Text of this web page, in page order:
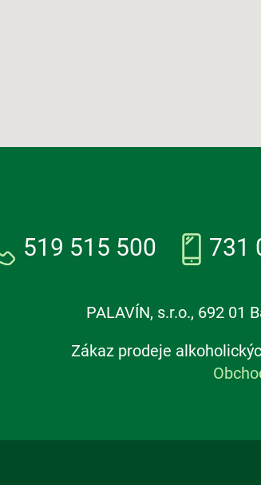
519 515 500 731
PALAVÍN, s.r.o., 692
Zákaz prodeje